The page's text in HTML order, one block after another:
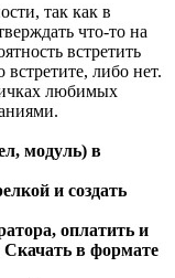
так как в
что-то на
встретить
либо нет.
любимых
модуль) в
и создать
оплатить и
Скачать в формате